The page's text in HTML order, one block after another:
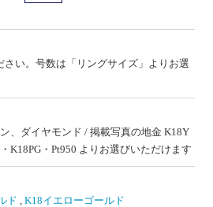
さい。号数は「リングサイズ」よりお選
、ダイヤモンド / 掲載写真の地金 K18Y
K18PG・Pt950 よりお選びいただけます
ド ,K18イエローゴールド